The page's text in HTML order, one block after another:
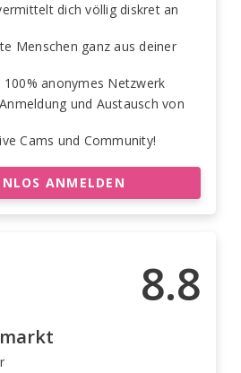
dich völlig diskret an
Menschen ganz aus deiner
anonymes Netzwerk
und Austausch von
Cams und Community!
ANMELDEN
8.8